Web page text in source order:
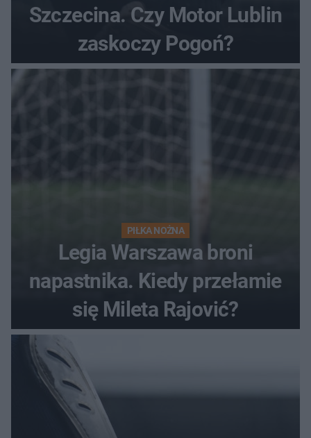
Szczecina. Czy Motor Lublin
zaskoczy Pogoń?
PIŁKA NOŻNA
Legia Warszawa broni
napastnika. Kiedy przełamie
się Mileta Rajović?